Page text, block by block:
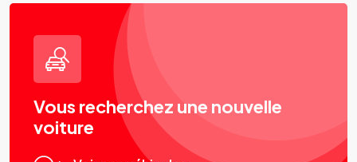
Vous recherchez une nouvelle
voiture